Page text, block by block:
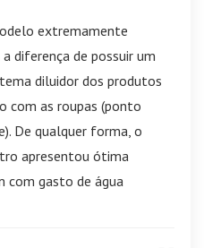
extremamente
diferença de possuir um
diluidor dos produtos
com as roupas (ponto
De qualquer forma, o
apresentou ótima
com gasto de água